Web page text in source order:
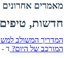
מאמרים אחרונים
חדשות,
המדריך המשולב
המורכב של היום? ד - 24 יונ - 2:47 pm